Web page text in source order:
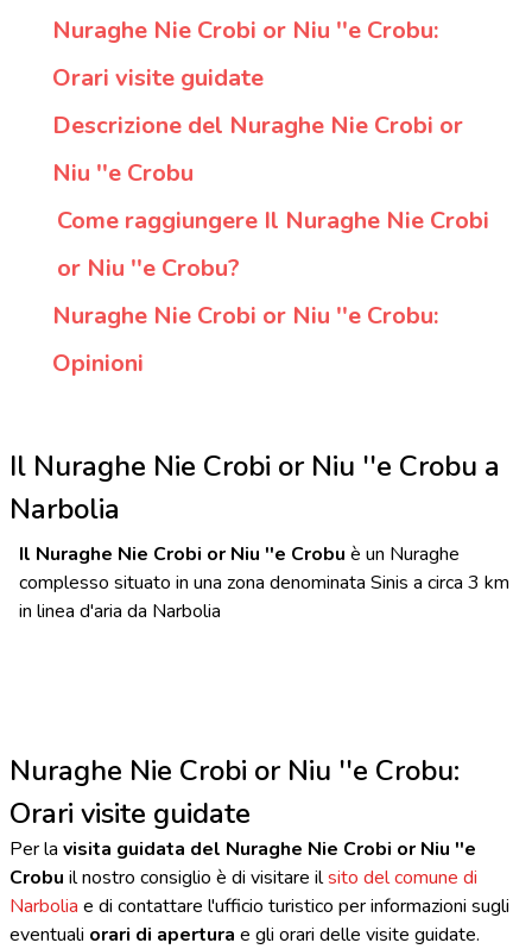
Nuraghe Nie Crobi or Niu ''e Crobu:
Orari visite guidate
Descrizione del Nuraghe Nie Crobi or
Niu ''e Crobu
Come raggiungere Il Nuraghe Nie Crobi
or Niu ''e Crobu?
Nuraghe Nie Crobi or Niu ''e Crobu:
Opinioni
Il Nuraghe Nie Crobi or Niu ''e Crobu a
Narbolia
Il Nuraghe Nie Crobi or Niu ''e Crobu è un Nuraghe
complesso situato in una zona denominata Sinis a circa 3 km
in linea d'aria da Narbolia
Nuraghe Nie Crobi or Niu ''e Crobu:
Orari visite guidate
Per la visita guidata del Nuraghe Nie Crobi or Niu ''e
Crobu il nostro consiglio è di visitare ilsito del comune di
Narbolia e di contattare l'ufficio turistico per informazioni sugli
eventuali orari di apertura e gli orari delle visite guidate.